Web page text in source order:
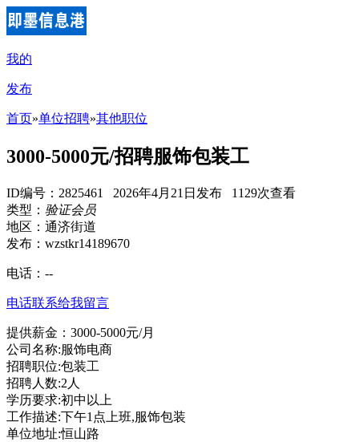
我的
发布
首页»单位招聘»其他职位
3000-5000元/招聘服饰包装工
ID编号：2825461 2026年4月21日发布 1129次查看
类型： 验证会员
地区：通济街道
发布：wzstkr14189670
电话： --
电话联系给我留言
提供薪金：3000-5000元/月
公司名称:服饰电商
招聘职位:包装工
招聘人数:2人
学历要求:初中以上
工作描述:下午1点上班,服饰包装
单位地址:恒山路